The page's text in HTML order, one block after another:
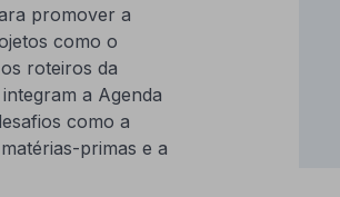
promover a
como o
roteiros da
a Agenda
como a
primas e a